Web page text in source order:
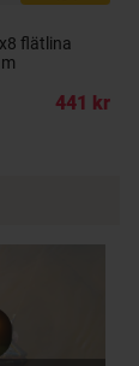
flätlina
441 kr